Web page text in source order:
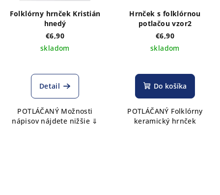
Folklórny hrnček Kristián
hnedý
€6,90
skladom
Detail
POTLÁČANÝ Možnosti
nápisov nájdete nižšie ⇓
Hrnček s folklórnou
potlačou vzor2
€6,90
skladom
Do košíka
POTLÁČANÝ Folklórny
keramický hrnček